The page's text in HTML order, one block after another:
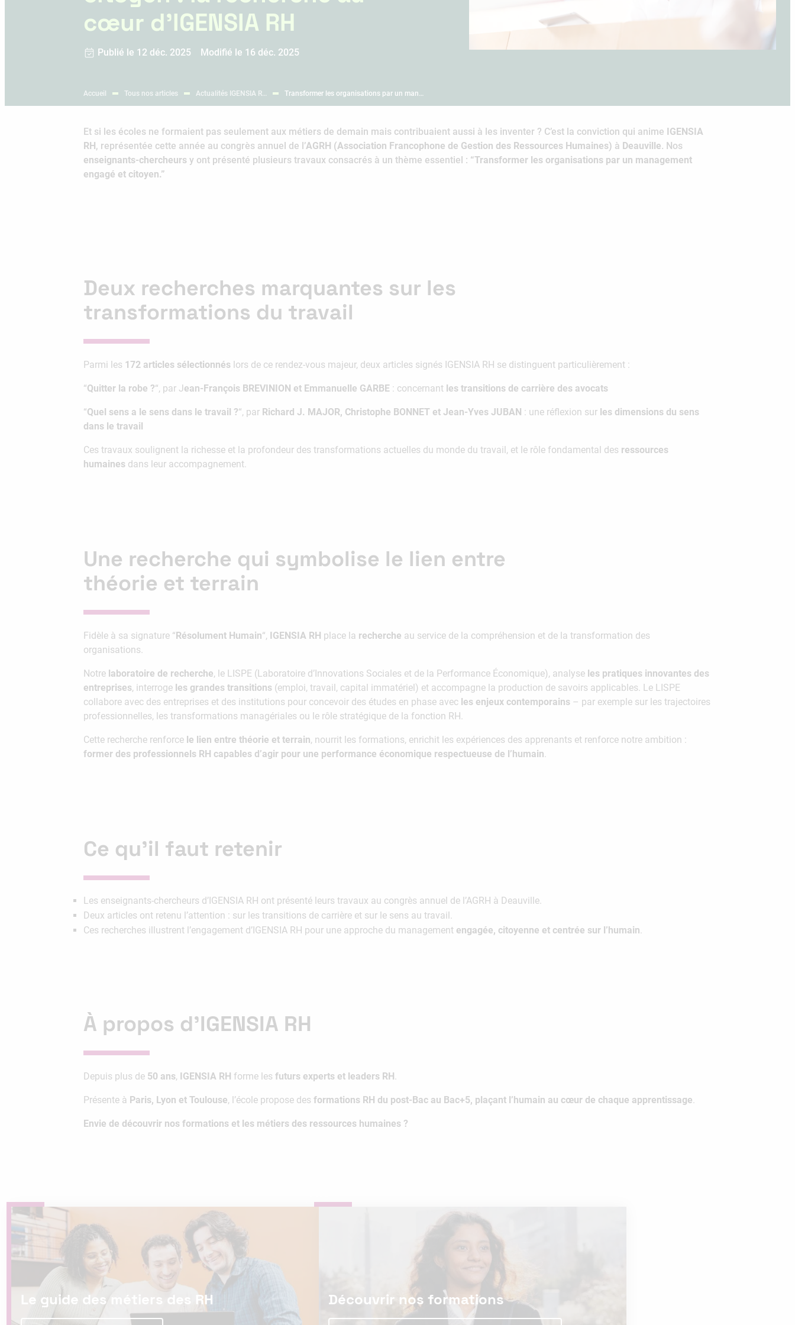
cœur d’IGENSIA RH
Publié le 12 déc. 2025 Modifié le 16 déc. 2025
Accueil Tous nos articles Actualités IGENSIA R… Transformer les organisations par un man…
Et si les écoles ne formaient pas seulement aux métiers de demain mais contribuaient aussi à les inventer ? C’est la conviction qui anime IGENSIA
RH, représentée cette année au congrès annuel de l’AGRH (Association Francophone de Gestion des Ressources Humaines) à Deauville. Nos
enseignants-chercheurs y ont présenté plusieurs travaux consacrés à un thème essentiel : “Transformer les organisations par un management
engagé et citoyen.”
Deux recherches marquantes sur les
transformations du travail
Parmi les 172 articles sélectionnés lors de ce rendez-vous majeur, deux articles signés IGENSIA RH se distinguent particulièrement :
“Quitter la robe ?“, par Jean-François BREVINION et Emmanuelle GARBE : concernant les transitions de carrière des avocats
“Quel sens a le sens dans le travail ?“, par Richard J. MAJOR, Christophe BONNET et Jean-Yves JUBAN : une réflexion sur les dimensions du sens
dans le travail
Ces travaux soulignent la richesse et la profondeur des transformations actuelles du monde du travail, et le rôle fondamental des ressources
humaines dans leur accompagnement.
Une recherche qui symbolise le lien entre
théorie et terrain
Fidèle à sa signature “Résolument Humain“, IGENSIA RH place la recherche au service de la compréhension et de la transformation des
organisations.
Notre laboratoire de recherche, le LISPE (Laboratoire d’Innovations Sociales et de la Performance Économique), analyse les pratiques innovantes des
entreprises, interroge les grandes transitions (emploi, travail, capital immatériel) et accompagne la production de savoirs applicables. Le LISPE
collabore avec des entreprises et des institutions pour concevoir des études en phase avec les enjeux contemporains – par exemple sur les trajectoires
professionnelles, les transformations managériales ou le rôle stratégique de la fonction RH.
Cette recherche renforce le lien entre théorie et terrain, nourrit les formations, enrichit les expériences des apprenants et renforce notre ambition :
former des professionnels RH capables d’agir pour une performance économique respectueuse de l’humain.
Ce qu’il faut retenir
Les enseignants-chercheurs d’IGENSIA RH ont présenté leurs travaux au congrès annuel de l’AGRH à Deauville.
Deux articles ont retenu l’attention : sur les transitions de carrière et sur le sens au travail.
Ces recherches illustrent l’engagement d’IGENSIA RH pour une approche du management engagée, citoyenne et centrée sur l’humain.
À propos d’IGENSIA RH
Depuis plus de 50 ans, IGENSIA RH forme les futurs experts et leaders RH.
Présente à Paris, Lyon et Toulouse, l’école propose des formations RH du post-Bac au Bac+5, plaçant l’humain au cœur de chaque apprentissage.
Envie de découvrir nos formations et les métiers des ressources humaines ?
Le guide des métiers des RH Découvrir nos formations